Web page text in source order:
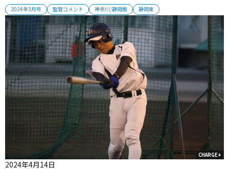
2024年3月号 監督コメント 神奈川/静岡版 静岡東
返しながら守備力を高めてきた。上手く機能し出せば、伸びしろの
あるチーム。昨夏、昨秋の悔しい思いを春夏につなげてほしいと思
っている」 監督プロフィール 1973年生まれ、静岡県出身。静岡市
立－日本...
CHARGE+
2024年4月14日